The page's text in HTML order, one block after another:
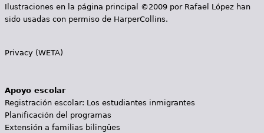
Ilustraciones en la página principal ©2009 por Rafael López han
sido usadas con permiso de HarperCollins.
Privacy (WETA)
Apoyo escolar
Registración escolar: Los estudiantes inmigrantes
Planificación del programas
Extensión a familias bilingües